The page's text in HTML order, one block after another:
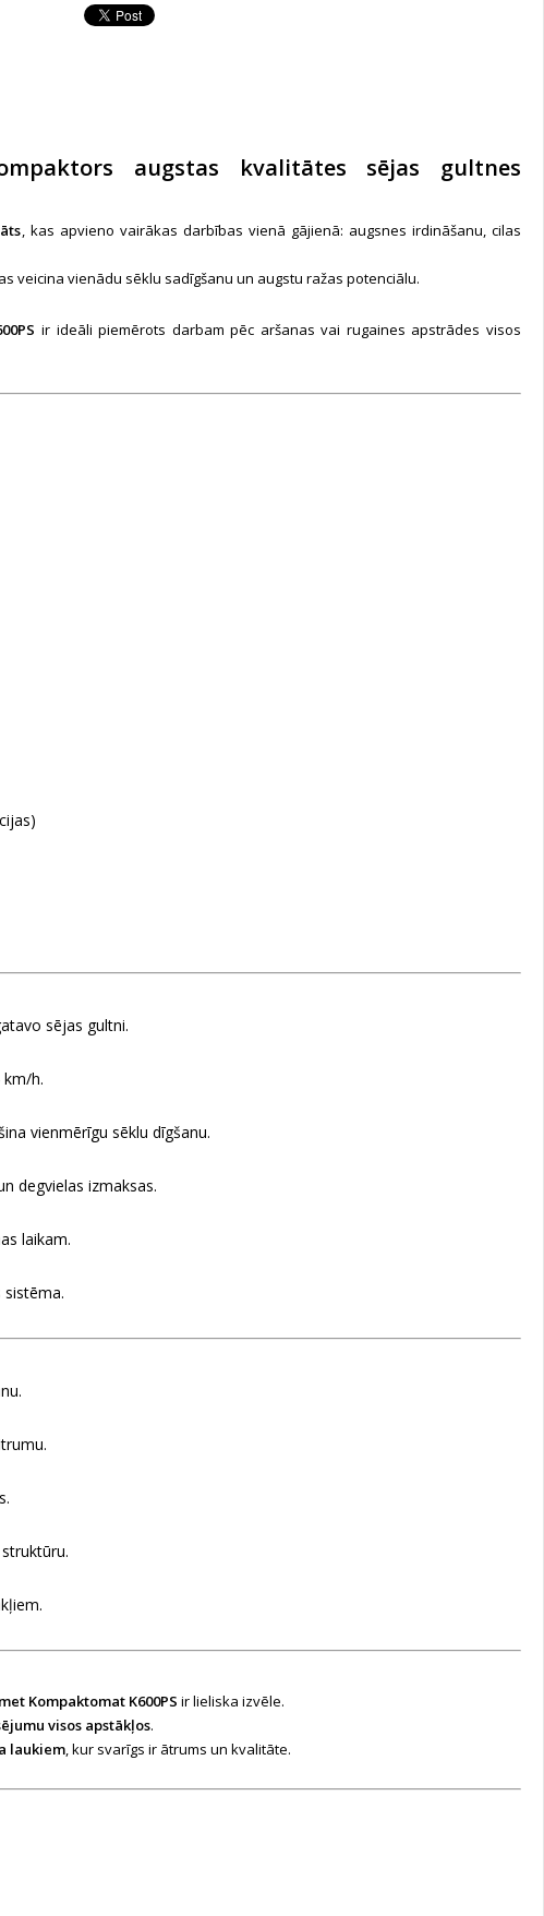
augstas kvalitātes sējas gultnes
, kas apvieno vairākas darbības vienā gājienā: augsnes irdināšanu, cilas
veicina vienādu sēklu sadīgšanu un augstu ražas potenciālu.
ir ideāli piemērots darbam pēc aršanas vai rugaines apstrādes visos
sējas gultni.
h.
vienmērīgu sēklu dīgšanu.
degvielas izmaksas.
laikam.
Kompaktomat K600PS ir lieliska izvēle.
visos apstākļos.
laukiem, kur svarīgs ir ātrums un kvalitāte.